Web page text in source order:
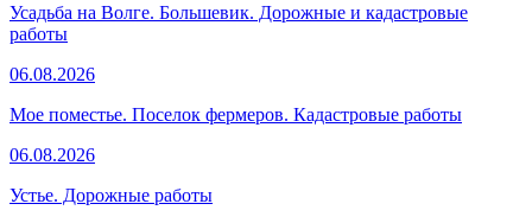
Усадьба на Волге. Большевик. Дорожные и кадастровые
работы
06.08.2026
Мое поместье. Поселок фермеров. Кадастровые работы
06.08.2026
Устье. Дорожные работы